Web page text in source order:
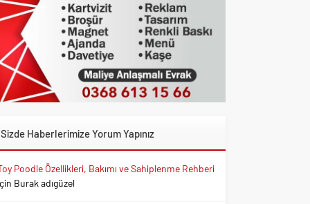
Sizde Haberlerimize Yorum Yapınız
Poodle Özellikleri, Bakımı ve Sahiplenme Rehberi
Burak adıgüzel